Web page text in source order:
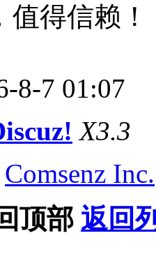
得信赖！
8-7 01:07
X3.3
Comsenz Inc.
顶部 返回